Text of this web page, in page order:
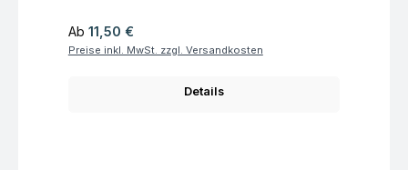
Regulärer Preis:
Ab 11,50 €
Preise inkl. MwSt. zzgl. Versandkosten
Details